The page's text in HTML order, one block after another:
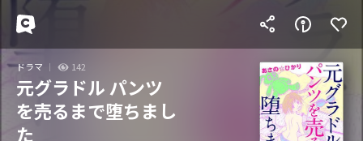
ドラマ 142
元グラドル パンツ
を売るまで堕ちまし
た